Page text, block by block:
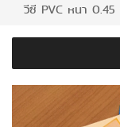
วีซี PVC หนา 0.45